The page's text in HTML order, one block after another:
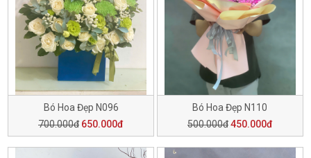
Bó Hoa Đẹp N096
700.000đ 650.000đ
Bó Hoa Đẹp N110
500.000đ450.000đ